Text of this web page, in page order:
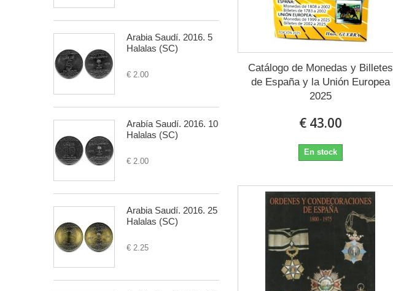
Arabia Saudí. 2016. 5
Halalas (SC)
€ 2.00
Arabía Saudí. 2016. 10
Halalas (SC)
€ 2.00
Arabia Saudí. 2016. 25
Halalas (SC)
€ 2.25
Catálogo de Monedas y Billetes
de España y la Unión Europea
2025
€ 43.00
En stock